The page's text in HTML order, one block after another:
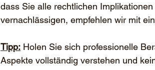
dass Sie alle rechtlichen
vernachlässigen, empfehlen wir mit
Tipp: Holen Sie sich professionelle
Aspekte vollständig verstehen und